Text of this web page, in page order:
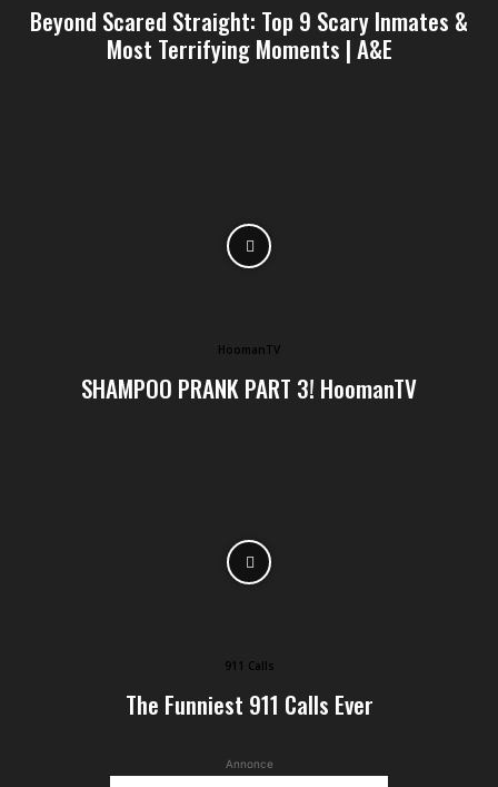
Beyond Scared Straight: Top 9 Scary Inmates &
Most Terrifying Moments | A&E
HoomanTV
SHAMPOO PRANK PART 3! HoomanTV
911 Calls
The Funniest 911 Calls Ever
Annonce